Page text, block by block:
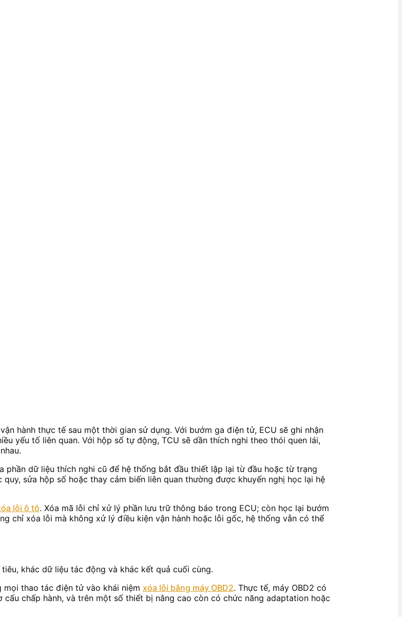
hành thực tế sau một thời gian sử dụng. Với bướm ga điện tử, ECU sẽ ghi nhận
yếu tố liên quan. Với hộp số tự động, TCU sẽ dần thích nghi theo thói quen lái,
phần dữ liệu thích nghi cũ để hệ thống bắt đầu thiết lập lại từ đầu hoặc từ trạng
sửa hộp số hoặc thay cảm biến liên quan thường được khuyến nghị học lại hệ
lỗi ô tô. Xóa mã lỗi chỉ xử lý phần lưu trữ thông báo trong ECU; còn học lại bướm
chỉ xóa lỗi mà không xử lý điều kiện vận hành hoặc lỗi gốc, hệ thống vẫn có thể
khác dữ liệu tác động và khác kết quả cuối cùng.
mọi thao tác điện tử vào khái niệm xóa lỗi bằng máy OBD2. Thực tế, máy OBD2 có
chấp hành, và trên một số thiết bị nâng cao còn có chức năng adaptation hoặc